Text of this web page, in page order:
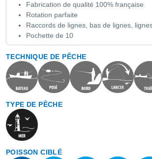
Fabrication de qualité 100% française
Rotation parfaite
Raccords de lignes, bas de lignes,
Pochette de 10
TECHNIQUE DE PÊCHE
TYPE DE PÊCHE
POISSON CIBLÉ